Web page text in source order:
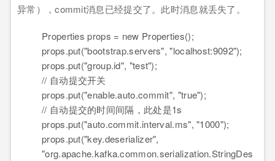
异常），commit消息已经提交了。此时消息就丢失了。
Properties props = new Properties();
props.put("bootstrap.servers","localhost:9092");
props.put("group.id", "test");
// 自动提交开关
props.put("enable.auto.commit", "true");
// 自动提交的时间间隔，此处是1s
props.put("auto.commit.interval.ms","1000");
props.put("key.deserializer",
"org.apache.kafka.common.serialization.StringDes